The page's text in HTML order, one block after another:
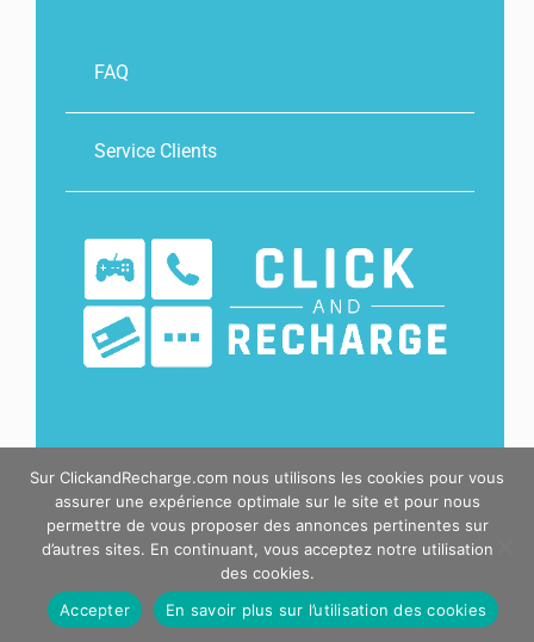
FAQ
Service Clients
© 2026 Worldline Prepaid Services France, tous
droits réservés.
Sur ClickandRecharge.com nous utilisons les cookies pour vous
assurer une expérience optimale sur le site et pour nous
permettre de vous proposer des annonces pertinentes sur
d’autres sites. En continuant, vous acceptez notre utilisation
des cookies.
Accepter
En savoir plus sur l’utilisation des cookies